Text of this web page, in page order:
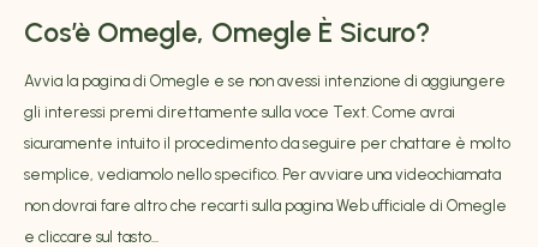
Cos’è Omegle, Omegle È Sicuro?
Avvia la pagina di Omegle e se non avessi intenzione di aggiungere
gli interessi premi direttamente sulla voce Text. Come avrai
sicuramente intuito il procedimento da seguire per chattare è molto
semplice, vediamolo nello specifico. Per avviare una videochiamata
non dovrai fare altro che recarti sulla pagina Web ufficiale di Omegle
e cliccare sul tasto...